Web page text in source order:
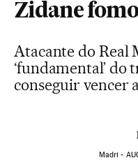
Zidane
Atacante do Real
‘fundamental’
conseguir vencer
Madri -